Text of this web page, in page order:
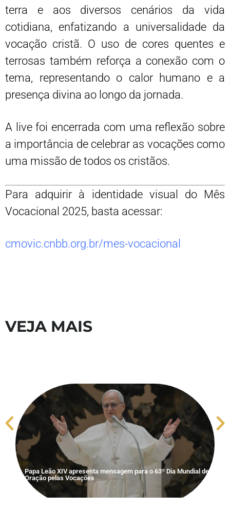
terra e aos diversos cenários da vida
cotidiana, enfatizando a universalidade da
vocação cristã. O uso de cores quentes e
terrosas também reforça a conexão com o
tema, representando o calor humano e a
presença divina ao longo da jornada.
A live foi encerrada com uma reflexão sobre
a importância de celebrar as vocações como
uma missão de todos os cristãos.
Para adquirir à identidade visual do Mês
Vocacional 2025, basta acessar:
cmovic.cnbb.org.br/mes-vocacional
VEJA MAIS
Papa Leão XIV apresenta mensagem para o 63º Dia Mundial de
Oração pelas Vocações